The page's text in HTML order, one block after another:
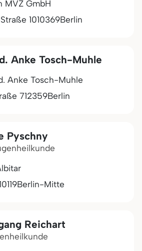
MVZ GmbH
1010369Berlin
Anke Tosch-Muhle
Anke Tosch-Muhle
712359Berlin
Pyschny
Berlin-Mitte
Reichart